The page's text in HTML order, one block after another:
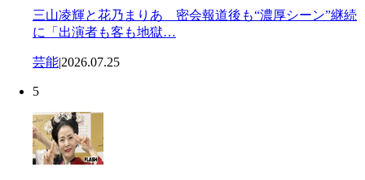
三山凌輝と花乃まりあ 密会報道後も“濃厚シーン”継続
に「出演者も客も地獄…
芸能|2026.07.25
5